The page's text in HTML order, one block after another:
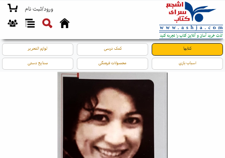
ورود/ثبت نام
کتابها کمک درسی لوازم التحریر
اسباب بازی محصولات فرهنگی صنایع دستی